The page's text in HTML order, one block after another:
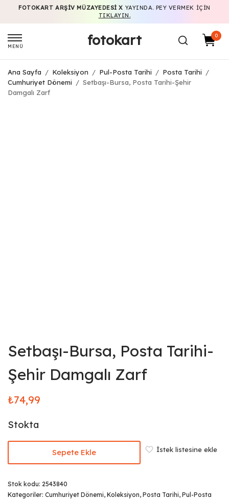
FOTOKART ARŞIV MÜZAYEDESI X YAYINDA. PEY VERMEK IÇIN
TIKLAYIN.
MENÜ fotokart 0
Ana Sayfa / Koleksiyon / Pul-Posta Tarihi / Posta Tarihi
/
Cumhuriyet Dönemi
/ Setbaşı-Bursa, Posta Tarihi-Şehir
Damgalı Zarf
Setbaşı-Bursa, Posta Tarihi-
Şehir Damgalı Zarf
₺74,99
Stokta
Sepete Ekle İstek listesine ekle
Stok kodu: 2543840
Kategoriler: Cumhuriyet Dönemi, Koleksiyon, Posta Tarihi, Pul-Posta